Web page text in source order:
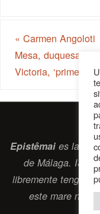
« Carmen Angoloti
Mesa, duquesa de la
Victoria, ‘primera
Epistêmaies la
de Málaga. ISSN
libremente tengan
este mare